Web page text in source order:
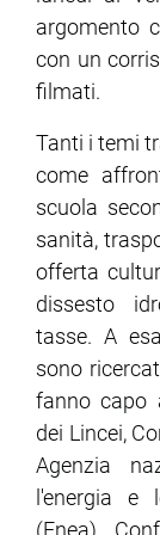
argomento
con un
filmati.
Tanti i temi
come
scuola
sanità,
offerta
dissesto
tasse. A
sono
fanno capo
dei Lincei,
Agenzia
l'energia e
(Enea),